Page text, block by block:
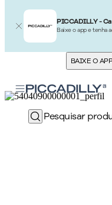
PICCADILLY -
Baixe o app e tenha
BAIXE O